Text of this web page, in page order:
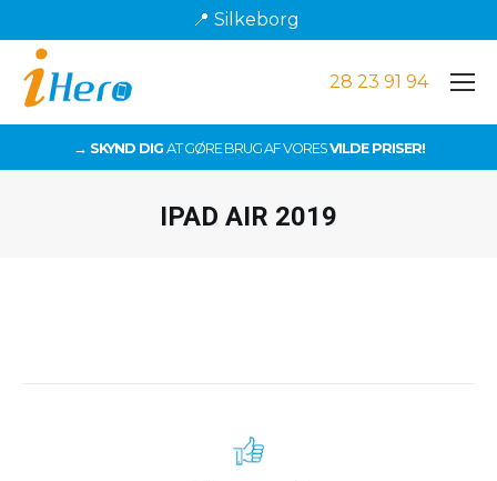
📍 Silkeborg
28 23 91 94
→ SKYND DIG AT GØRE BRUG AF VORESVILDE PRISER!
IPAD AIR 2019